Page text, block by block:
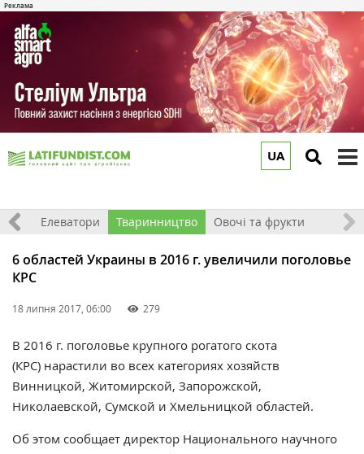
UA
Елеватори Тваринництво Овочі та фрукти
6 областей Украины в 2016 г. увеличили поголовье
КРС
18 липня 2017, 06:00 279
В 2016 г. поголовье крупного рогатого скота
(КРС) нарастили во всех категориях хозяйств
Винницкой, Житомирской, Запорожской,
Николаевской, Сумской и Хмельницкой областей.
Об этом сообщает директор Национального научного